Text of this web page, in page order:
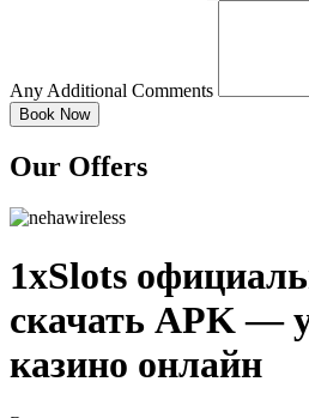
Any Additional Comments
Our Offers
1xSlots
скачать APK —
казино онлайн